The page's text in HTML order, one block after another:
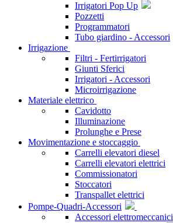
Irrigatori Pop Up
Pozzetti
Programmatori
Tubo giardino - Accessori
Irrigazione
Filtri - Fertirrigatori
Giunti Sferici
Irrigatori - Accessori
Microirrigazione
Materiale elettrico
Cavidotto
Illuminazione
Prolunghe e Prese
Movimentazione e stoccaggio
Carrelli elevatori diesel
Carrelli elevatori elettrici
Commissionatori
Stoccatori
Transpallet elettrici
Pompe-Quadri-Accessori
Accessori elettromeccanici